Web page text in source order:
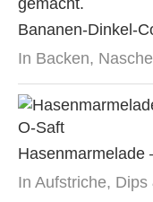
Bananen-Dinkel-
In Backen,
Hasenmarmelade
In Aufstriche,